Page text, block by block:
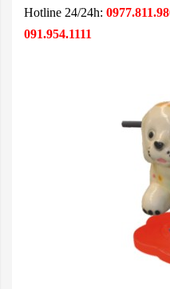
Hotline 24/24h:
091.954.1111